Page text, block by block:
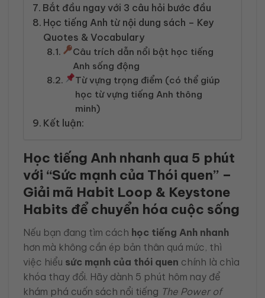
Bắt đầu ngay với 3 câu hỏi bước đầu
Học tiếng Anh từ nội dung sách – Key
Quotes & Vocabulary
Câu trích dẫn nổi bật học tiếng
Anh sống động
Từ vựng trọng điểm (có thể giúp
học từ vựng tiếng Anh thông
minh)
Kết luận:
Học tiếng Anh nhanh qua 5 phút
với “Sức mạnh của Thói quen” –
Giải mã Habit Loop & Keystone
Habits để chuyển hóa cuộc sống
Nếu bạn đang tìm cách học tiếng Anh nhanh
hơn mà không cần ép bản thân quá mức, thì
việc hiểu sức mạnh của thói quen chính là chìa
khóa thay đổi. Hãy dành 5 phút hôm nay để
khám phá cuốn sách nổi tiếng The Power of